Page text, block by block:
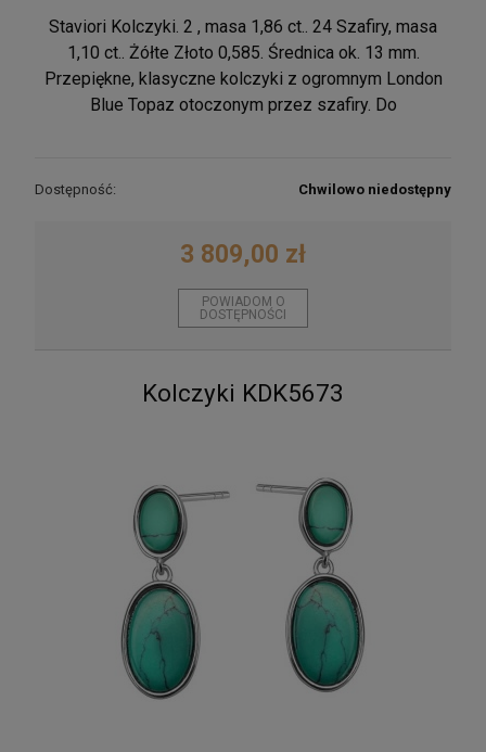
Staviori Kolczyki. 2 , masa 1,86 ct.. 24 Szafiry, masa
1,10 ct.. Żółte Złoto 0,585. Średnica ok. 13 mm.
Przepiękne, klasyczne kolczyki z ogromnym London
Blue Topaz otoczonym przez szafiry. Do
Dostępność: Chwilowo niedostępny
3 809,00 zł
POWIADOM O
DOSTĘPNOŚCI
Kolczyki KDK5673